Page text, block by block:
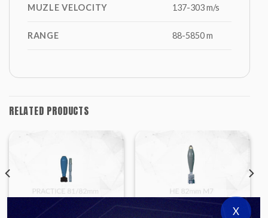
MUZLE VELOCITY 137-303 m/s
RANGE 88-5850 m
RELATED PRODUCTS
X